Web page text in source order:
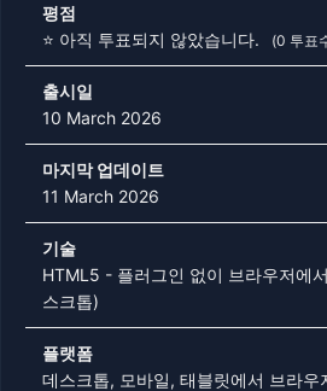
평점
⭐ 아직 투표되지 않았습니다.
(0 투표
출시일
10 March 2026
마지막 업데이트
11 March 2026
기술
HTML5 - 플러그인 없이 브라우저에
스크톱)
플랫폼
데스크톱, 모바일, 태블릿에서 브라우